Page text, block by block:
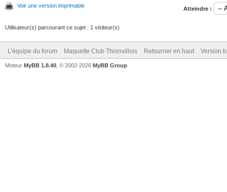
Voir une version imprimable Atteindre :
Utilisateur(s) parcourant ce sujet : 1 visiteur(s)
L’équipe du forum Maquette Club Thionvillois Retourner en haut Version
Moteur MyBB 1.8.40 , © 2002-2026 MyBB Group